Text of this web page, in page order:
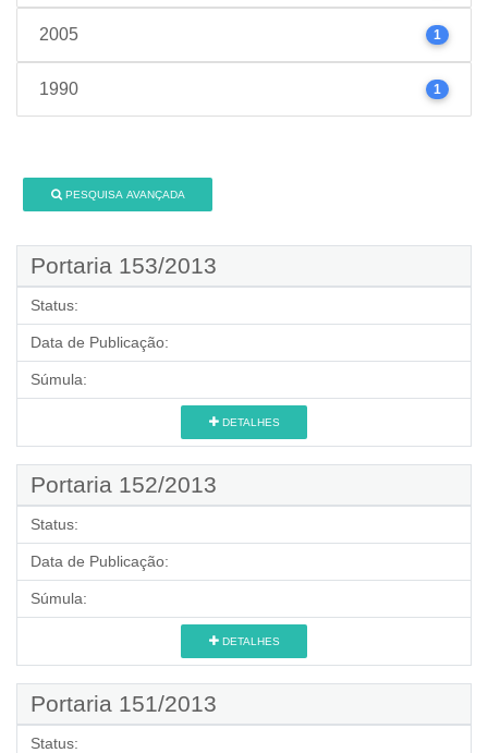
2005 1
1990 1
PESQUISA AVANÇADA
Portaria 153/2013
Status:
Data de Publicação:
Súmula:
DETALHES
Portaria 152/2013
Status:
Data de Publicação:
Súmula:
DETALHES
Portaria 151/2013
Status: